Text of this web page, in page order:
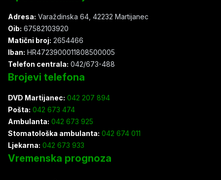
Adresa: Varaždinska 64, 42232 Martijanec
Oib: 67582103920
Matični broj: 2654466
Iban: HR4723900011808500005
Telefon centrala: 042/673-488
Brojevi telefona
DVD Martijanec: 042 207 894
Pošta: 042 673 474
Ambulanta: 042 673 925
Stomatološka ambulanta: 042 674 011
Ljekarna: 042 673 933
Vremenska prognoza